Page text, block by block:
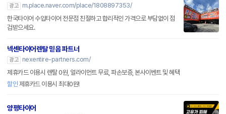
광고
m.place.naver.com/place/1808897353/
한국타이어 수입타이어 전문점 친절하고 합리적인 가격으로 부담없이 점
검받으세요.
넥센타이어렌탈 믿음 파트너
광고
nexentire-partners.com/
제휴카드 이용시 렌탈 0원, 얼라이먼트 무료, 파손보증, 본사이벤트 및 혜택
할인 제휴카드 이용시 최대0원!
양평타이어